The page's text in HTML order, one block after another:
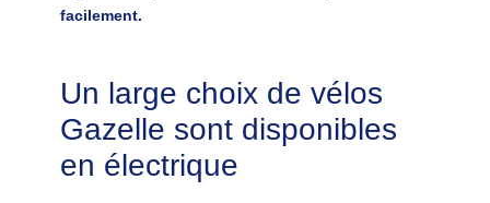
facilement.
Un large choix de vélos
Gazelle sont disponibles
en électrique